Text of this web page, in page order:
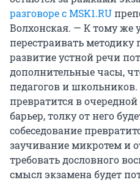
разговоре с MSK1.RU
Волхонская. — К тому же
перестраивать методику
развитие устной речи
дополнительные часы,
педагогов и
превратится в
барьер, толку от него
собеседование
заучивание микротем и
требовать дословного
смысл экзамена будет